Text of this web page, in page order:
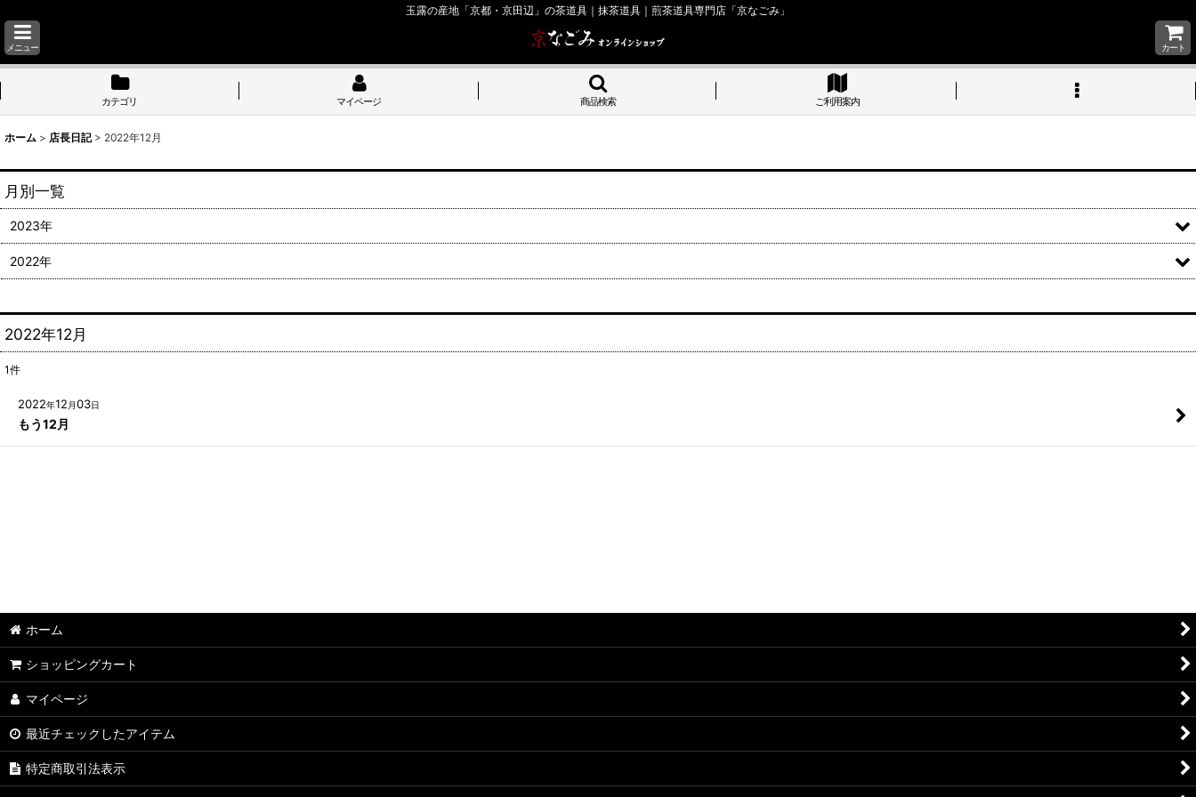
玉露の産地「京都・京田辺」の茶道具｜抹茶道具｜煎茶道具専門店「京なごみ」
メニュー カート
カテゴリ マイページ 商品検索 ご利用案内
ホーム > 店長日記 > 2022年12月
2022年12月
1件
2022年12 月03日
もう12月
月別一覧
2023年
2022年
ホーム
ショッピングカート
マイページ
最近チェックしたアイテム
特定商取引法表示